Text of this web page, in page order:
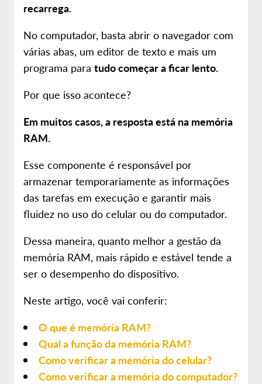
recarrega.
No computador, basta abrir o navegador com
várias abas, um editor de texto e mais um
programa para tudo começar a ficar lento.
Por que isso acontece?
Em muitos casos, a resposta está na memória
RAM.
Esse componente é responsável por
armazenar temporariamente as informações
das tarefas em execução e garantir mais
fluidez no uso do celular ou do computador.
Dessa maneira, quanto melhor a gestão da
memória RAM, mais rápido e estável tende a
ser o desempenho do dispositivo.
Neste artigo, você vai conferir:
O que é memória RAM?
Qual a função da memória RAM?
Como verificar a memória do celular?
Como verificar a memória do computador?